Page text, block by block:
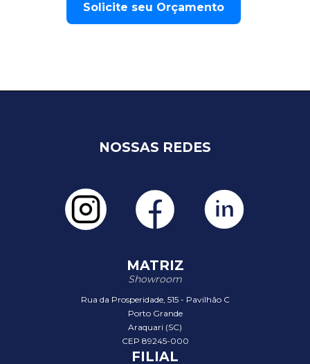
Solicite seu Orçamento
NOSSAS REDES
MATRIZ
Showroom
Rua da Prosperidade, 515 - Pavilhão C
Porto Grande
Araquari (SC)
CEP 89245-000
FILIAL